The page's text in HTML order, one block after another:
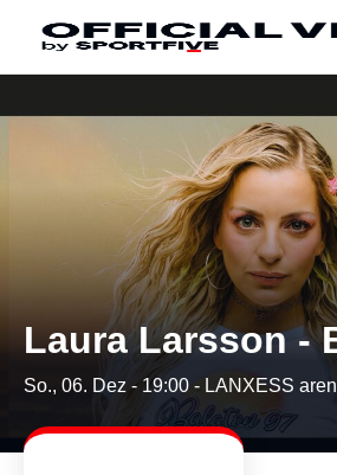
Navigation überspringen􀄫
Laura Larsson -
So., 06. Dez - 19:00 - LANXESS